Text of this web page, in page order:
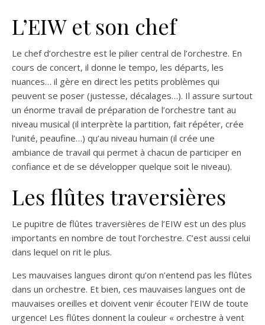
L’EIW et son chef
Le chef d’orchestre est le pilier central de l’orchestre. En
cours de concert, il donne le tempo, les départs, les
nuances… il gère en direct les petits problèmes qui
peuvent se poser (justesse, décalages…). Il assure surtout
un énorme travail de préparation de l’orchestre tant au
niveau musical (il interprète la partition, fait répéter, crée
l’unité, peaufine…) qu’au niveau humain (il crée une
ambiance de travail qui permet à chacun de participer en
confiance et de se développer quelque soit le niveau).
Les flûtes traversières
Le pupitre de flûtes traversières de l’EIW est un des plus
importants en nombre de tout l’orchestre. C’est aussi celui
dans lequel on rit le plus.
Les mauvaises langues diront qu’on n’entend pas les flûtes
dans un orchestre. Et bien, ces mauvaises langues ont de
mauvaises oreilles et doivent venir écouter l’EIW de toute
urgence! Les flûtes donnent la couleur « orchestre à vent